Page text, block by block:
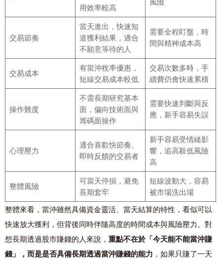
用效率較高
交易節奏
當天進出，快速知
道獲利結果，適合
不願意等待的人
需要全程盯盤，時
間與精神成本高
交易成本
有當沖稅率優惠，
短線交易成本較低
交易次數多時，手
續費仍會快速累積
操作難度
不需長期研究基本
面，偏向技術面與
籌碼面操作
需要快速判斷與反
應，新手容易失誤
心理壓力
適合喜歡快節奏、
即時反饋的交易者
新手容易受情緒影
響，追高殺低風險
高
整體風險
可當天停損，避免
長期套牢
短線波動大，容易
被市場洗出場
整體來看，當沖雖然具備資金靈活、當天結算的特性，看似可以
快速放大獲利，但背後同時伴隨高度的時間成本與風險壓力。對
想長期透過股市賺錢的人來說， 重點不在於「今天能不能當沖賺
錢」，而是是否具備長期透過當沖賺錢的能力 ，如果只賺了一天